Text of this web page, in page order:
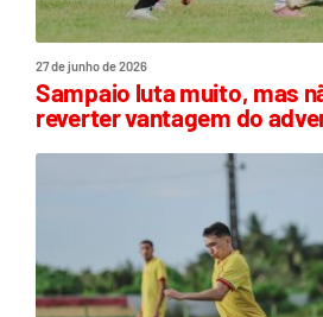
27 de junho de 2026
Sampaio luta muito, mas
reverter vantagem do